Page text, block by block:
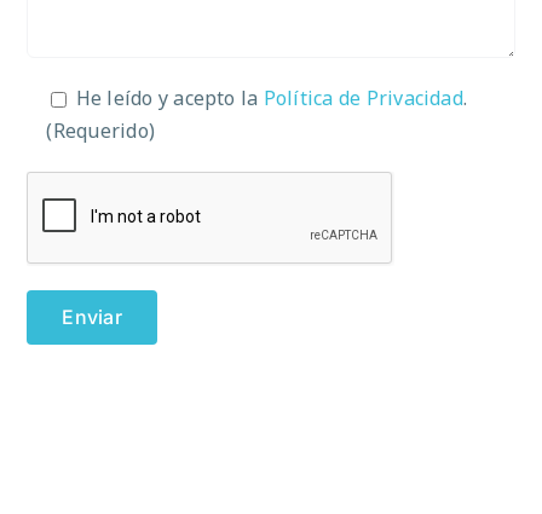
He leído y acepto la Política de Privacidad.
(Requerido)